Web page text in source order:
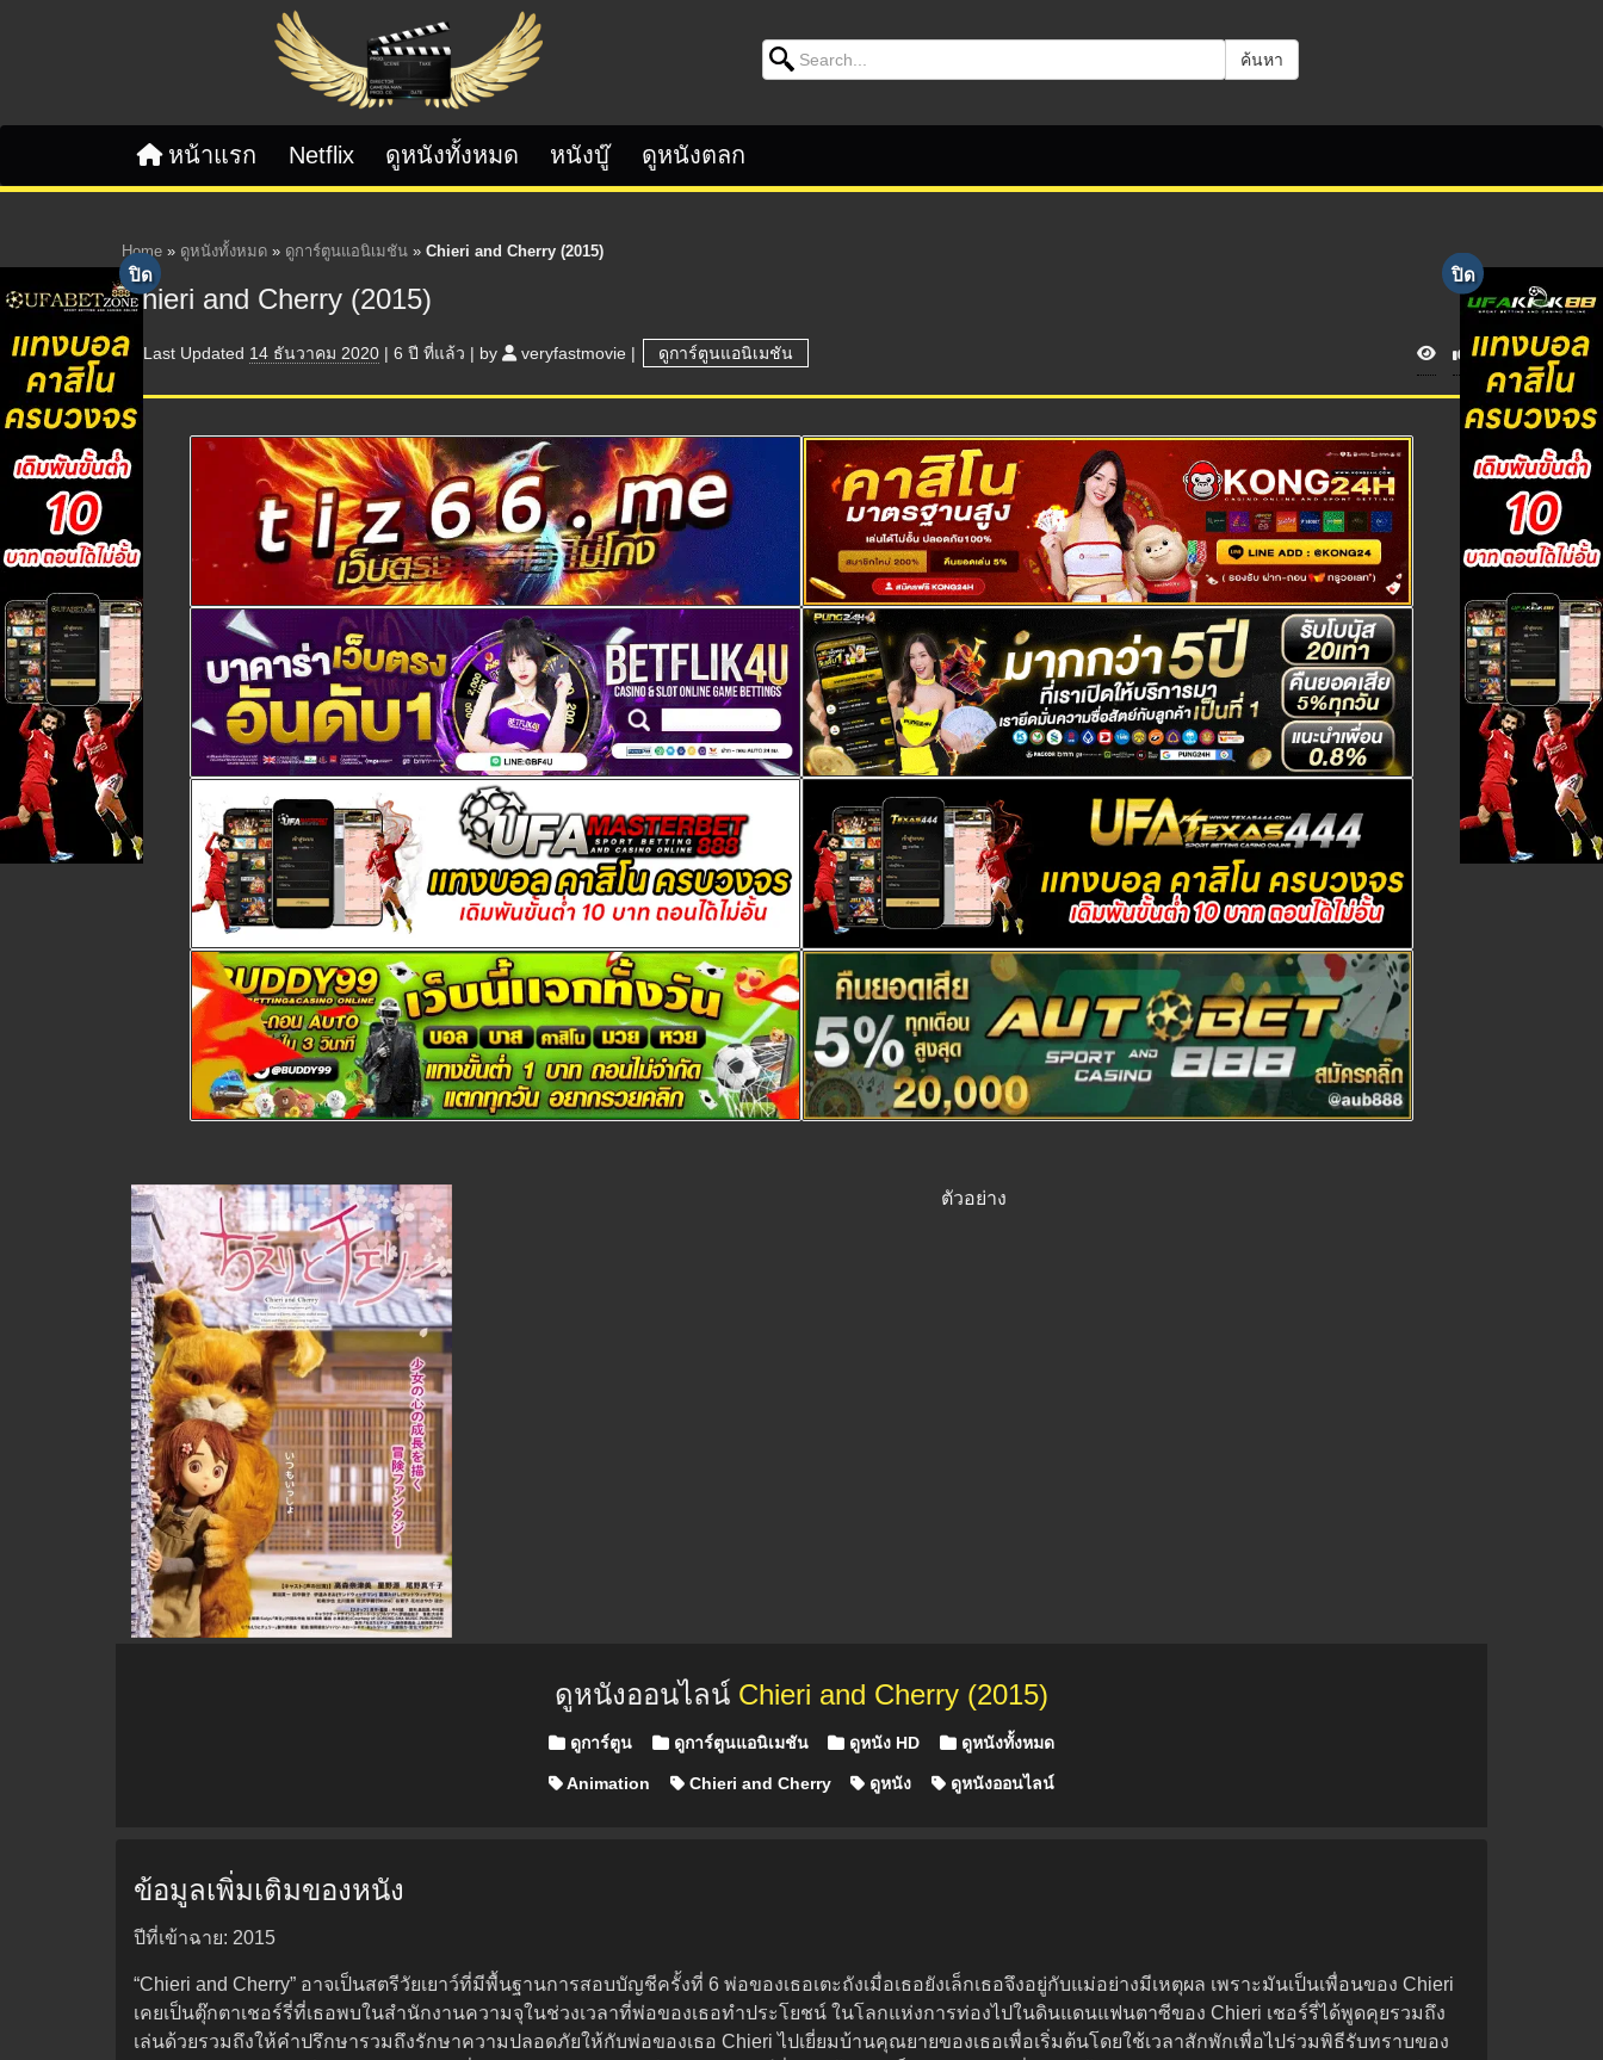
Search for: ค้นหา
หน้าแรก Netflix ดูหนังทั้งหมด หนังบู๊ ดูหนังตลก
Home » ดูหนังทั้งหมด » ดูการ์ตูนแอนิเมชัน » Chieri and Cherry (2015)
Chieri and Cherry (2015)
Last Updated 14 ธันวาคม 2020 | 6 ปี ที่แล้ว | by veryfastmovie | ดูการ์ตูนแอนิเมชัน V
i
ตัวอย่าง
ดูหนังออนไลน์ Chieri and Cherry (2015)
Posted in
ดูการ์ตูน ดูการ์ตูนแอนิเมชัน ดูหนัง HD ดูหนังทั้งหมด
Animation Chieri and Cherry ดูหนัง ดูหนังออนไลน์
ข้อมูลเพิ่มเติมของหนัง
ปีที่เข้าฉาย: 2015
“Chieri and Cherry” อาจเป็นสตรีวัยเยาว์ที่มีพื้นฐานการสอบบัญชีครั้งที่ 6 พ่อของเธอเตะถังเมื่อเธอยังเล็กเธอจึงอยู่กับแม่อย่างมีเหตุผล เพราะมันเป็นเพื่อนของ Chieri
เคยเป็นตุ๊กตาเชอร์รี่ที่เธอพบในสำนักงานความจุในช่วงเวลาที่พ่อของเธอทำประโยชน์ ในโลกแห่งการท่องไปในดินแดนแฟนตาซีของ Chieri เชอร์รี่ได้พูดคุยรวมถึง
เล่นด้วยรวมถึงให้คำปรึกษารวมถึงรักษาความปลอดภัยให้กับพ่อของเธอ Chieri ไปเยี่ยมบ้านคุณยายของเธอเพื่อเริ่มต้นโดยใช้เวลาสักพักเพื่อไปร่วมพิธีรับทราบของ